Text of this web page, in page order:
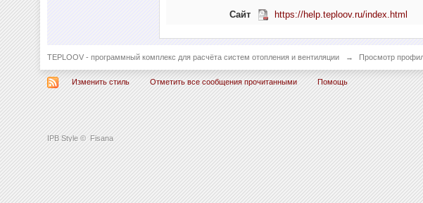
IPB Style © Fisana
Сайт https://help.teploov.ru/index.html
TEPLOOV - программный комплекс для расчёта систем отопления и вентиляции → Просмотр
Изменить стиль Отметить все сообщения прочитанными Помощь